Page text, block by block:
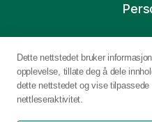
Dette nettstedet bruker
opplevelse, tillate deg å dele
dette nettstedet og vise tilpassede
nettleseraktivitet.